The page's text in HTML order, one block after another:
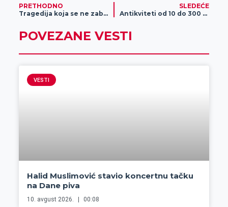
PRETHODNO
Tragedija koja se ne zaboravlja – godišnjica pada autobusa u Tisu
SLEDEĆE
Antikviteti od 10 do 300 evra u antikvarnici Aleksandar
POVEZANE VESTI
VESTI
Halid Muslimović stavio koncertnu tačku
na Dane piva
10. avgust 2026. 00:08